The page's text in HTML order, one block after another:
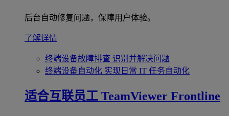
后台自动修复问题，保障用户体验。
了解详情
终端设备故障排查 识别并解决问题
终端设备自动化 实现日常 IT 任务自动化
适合互联员工 TeamViewer Frontline